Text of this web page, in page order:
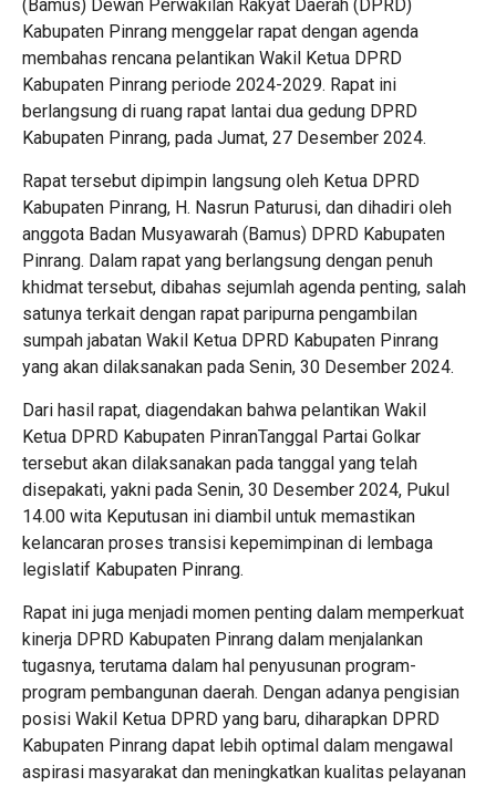
(Bamus) Dewan Perwakilan Rakyat Daerah (DPRD)
Kabupaten Pinrang menggelar rapat dengan agenda
membahas rencana pelantikan Wakil Ketua DPRD
Kabupaten Pinrang periode 2024-2029. Rapat ini
berlangsung di ruang rapat lantai dua gedung DPRD
Kabupaten Pinrang, pada Jumat, 27 Desember 2024.
Rapat tersebut dipimpin langsung oleh Ketua DPRD
Kabupaten Pinrang, H. Nasrun Paturusi, dan dihadiri oleh
anggota Badan Musyawarah (Bamus) DPRD Kabupaten
Pinrang. Dalam rapat yang berlangsung dengan penuh
khidmat tersebut, dibahas sejumlah agenda penting, salah
satunya terkait dengan rapat paripurna pengambilan
sumpah jabatan Wakil Ketua DPRD Kabupaten Pinrang
yang akan dilaksanakan pada Senin, 30 Desember 2024.
Dari hasil rapat, diagendakan bahwa pelantikan Wakil
Ketua DPRD Kabupaten PinranTanggal Partai Golkar
tersebut akan dilaksanakan pada tanggal yang telah
disepakati, yakni pada Senin, 30 Desember 2024, Pukul
14.00 wita Keputusan ini diambil untuk memastikan
kelancaran proses transisi kepemimpinan di lembaga
legislatif Kabupaten Pinrang.
Rapat ini juga menjadi momen penting dalam memperkuat
kinerja DPRD Kabupaten Pinrang dalam menjalankan
tugasnya, terutama dalam hal penyusunan program-
program pembangunan daerah. Dengan adanya pengisian
posisi Wakil Ketua DPRD yang baru, diharapkan DPRD
Kabupaten Pinrang dapat lebih optimal dalam mengawal
aspirasi masyarakat dan meningkatkan kualitas pelayanan